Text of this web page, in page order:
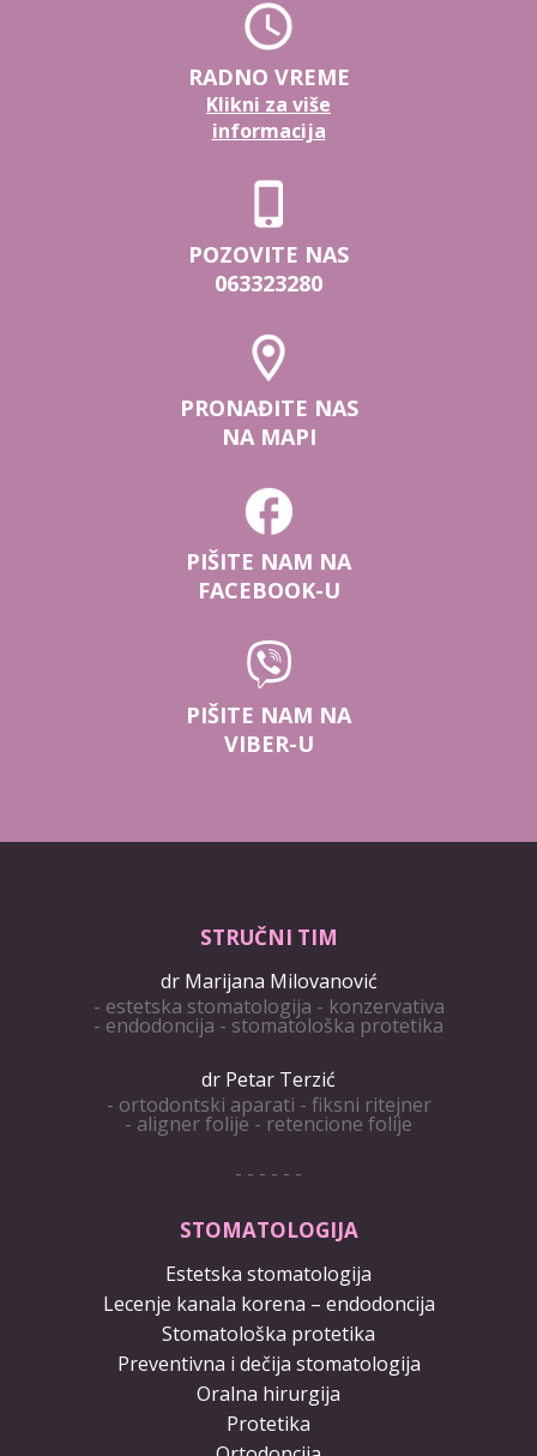
RADNO VREME
Klikni za više
informacija
POZOVITE NAS
063323280
PRONAĐITE NAS
NA MAPI
PIŠITE NAM NA
FACEBOOK-U
PIŠITE NAM NA
VIBER-U
STRUČNI TIM
dr Marijana Milovanović
- estetska stomatologija - konzervativa
- endodoncija - stomatološka protetika
dr Petar Terzić
- ortodontski aparati - fiksni ritejner
- aligner folije - retencione folije
- - - - - -
STOMATOLOGIJA
Estetska stomatologija
Lecenje kanala korena – endodoncija
Stomatološka protetika
Preventivna i dečija stomatologija
Oralna hirurgija
Protetika